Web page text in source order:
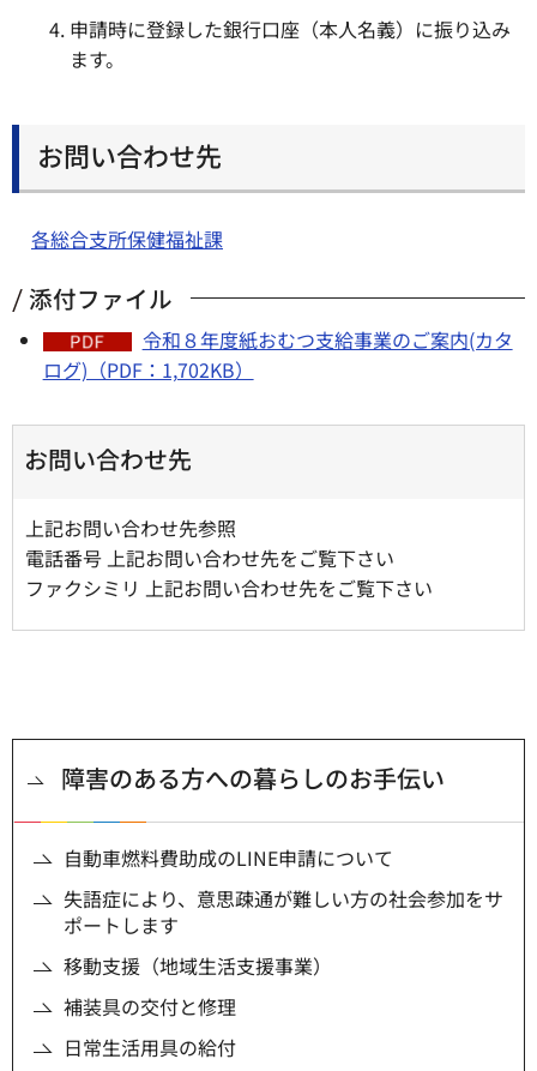
申請時に登録した銀行口座（本人名義）に振り込み
ます。
お問い合わせ先
各総合支所保健福祉課
添付ファイル
令和８年度紙おむつ支給事業のご案内(カタ
ログ)（PDF：1,702KB）
お問い合わせ先
上記お問い合わせ先参照
電話番号 上記お問い合わせ先をご覧下さい
ファクシミリ 上記お問い合わせ先をご覧下さい
障害のある方への暮らしのお手伝い
自動車燃料費助成のLINE申請について
失語症により、意思疎通が難しい方の社会参加をサ
ポートします
移動支援（地域生活支援事業）
補装具の交付と修理
日常生活用具の給付